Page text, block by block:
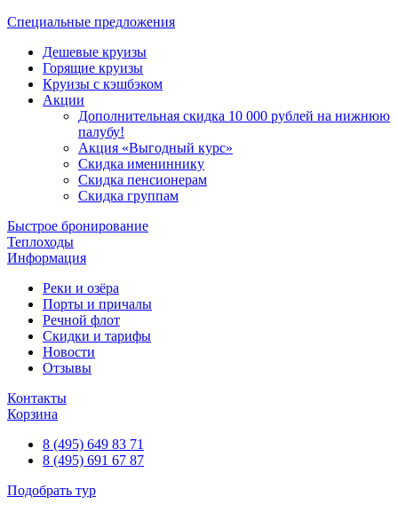
Специальные предложения
Дешевые круизы
Горящие круизы
Круизы с кэшбэком
Акции
Дополнительная скидка 10 000 рублей на нижнюю
палубу!
Акция «Выгодный курс»
Скидка имениннику
Скидка пенсионерам
Скидка группам
Быстрое бронирование
Теплоходы
Информация
Реки и озёра
Порты и причалы
Речной флот
Скидки и тарифы
Новости
Отзывы
Контакты
Корзина
8 (495) 649 83 71
8 (495) 691 67 87
Подобрать тур